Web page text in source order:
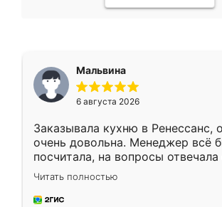
Мальвина
6 августа 2026
Заказывала кухню в Ренессанс,
очень довольна. Менеджер всё
посчитала, на вопросы отвечала
Замерщик приехал в субботу,
делу со всей ответственностью.
за день, ребята работали
Читать полностью